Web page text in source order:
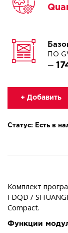
ПО
—
+ Добавить
Статус: Есть в
Комплект
FDQD /
Compact.
Функции